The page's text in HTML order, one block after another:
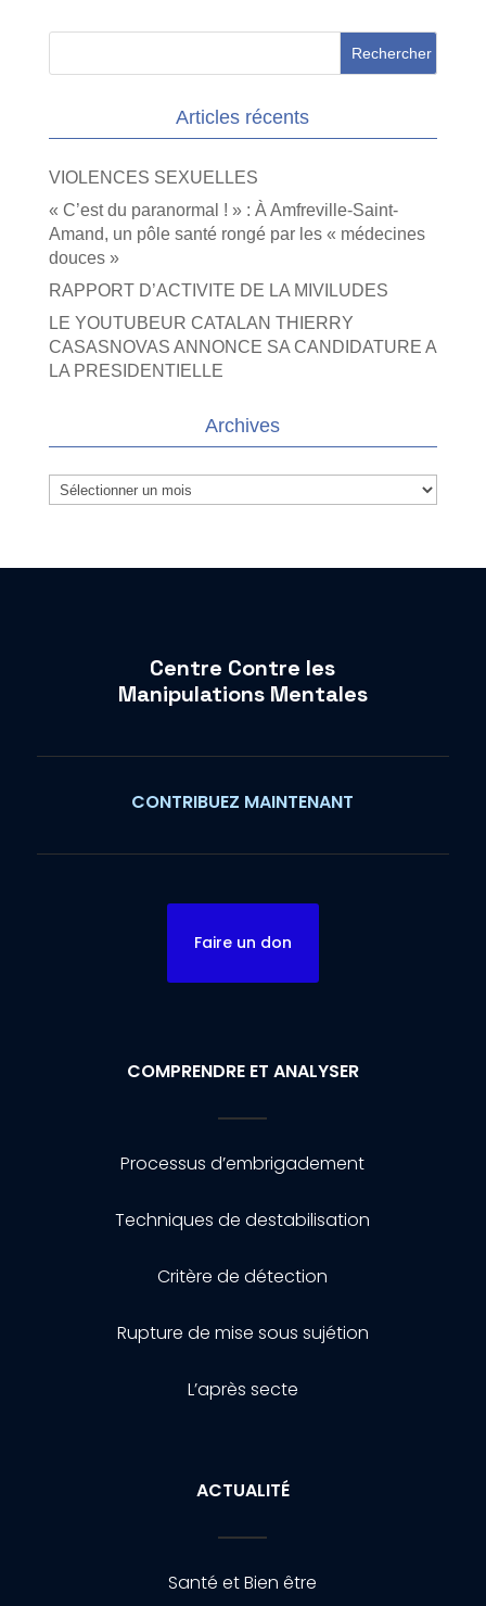
Articles récents
VIOLENCES SEXUELLES
« C’est du paranormal ! » : À Amfreville-Saint-
Amand, un pôle santé rongé par les « médecines
douces »
RAPPORT D’ACTIVITE DE LA MIVILUDES
LE YOUTUBEUR CATALAN THIERRY
CASASNOVAS ANNONCE SA CANDIDATURE A
LA PRESIDENTIELLE
Archives
Archives
Centre Contre les
Manipulations Mentales
CONTRIBUEZ MAINTENANT
Faire un don
COMPRENDRE ET ANALYSER
Processus d’embrigadement
Techniques de destabilisation
Critère de détection
Rupture de mise sous sujétion
L’après secte
ACTUALITÉ
Santé et Bien être